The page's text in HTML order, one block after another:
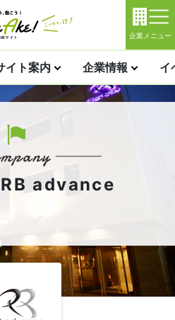
企業メニュー
イト案内 企業情報 イ
advance